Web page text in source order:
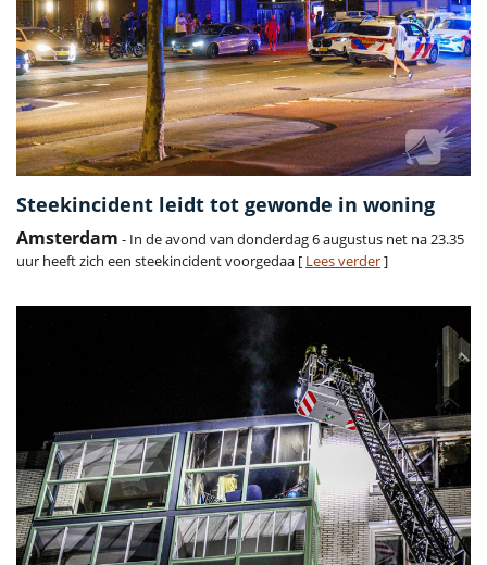
Steekincident leidt tot gewonde in woning
Amsterdam - In de avond van donderdag 6 augustus net na 23.35
uur heeft zich een steekincident voorgedaa [ Lees verder]